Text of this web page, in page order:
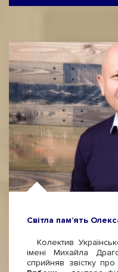
Світла пам’ять
Колектив
імені Михайла
сприйняв звістку про